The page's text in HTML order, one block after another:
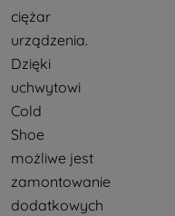
ciężar
urządzenia.
Dzięki
uchwytowi
Cold
Shoe
możliwe jest
zamontowanie
dodatkowych